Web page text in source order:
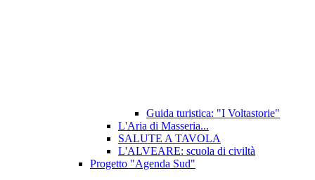
Guida turistica: "I Voltastorie"
L'Aria di Masseria...
SALUTE A TAVOLA
L'ALVEARE: scuola di civiltà
Progetto "Agenda Sud"